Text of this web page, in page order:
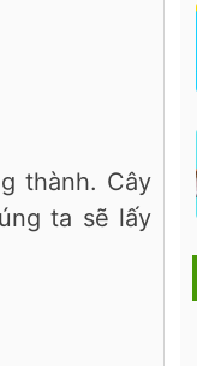
thành. Cây
ta sẽ lấy